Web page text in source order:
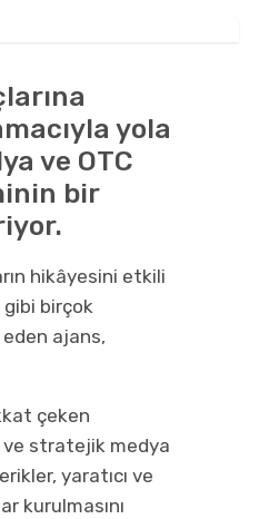
yola
ve OTC
bir
hikâyesini etkili
birçok
ajans,
çeken
ve stratejik medya
yaratıcı ve
kurulmasını